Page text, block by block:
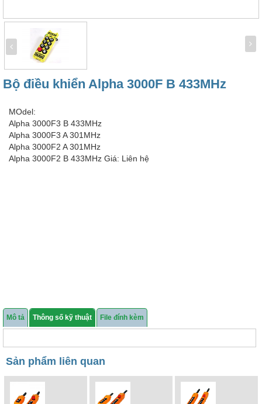
Bộ điều khiển Alpha 3000F B 433MHz
MOdel:
Alpha 3000F3 B 433MHz
Alpha 3000F3 A 301MHz
Alpha 3000F2 A 301MHz
Alpha 3000F2 B 433MHz Giá: Liên hệ
Mô tả Thông số kỹ thuật File đính kèm
Sản phẩm liên quan